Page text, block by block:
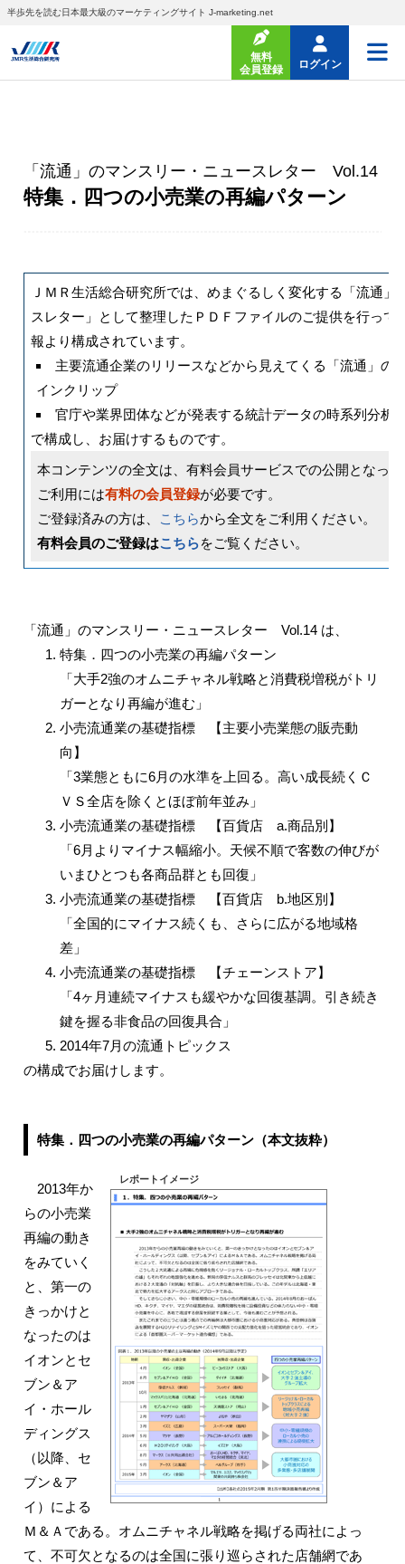
半歩先を読む日本最大級のマーケティングサイト J-marketing.net
無料
会員登録
ログイン
「流通」のマンスリー・ニュースレター Vol.14
特集．四つの小売業の再編パターン
ＪＭＲ生活総合研究所では、めまぐるしく変化する「流通
スレター」として整理したＰＤＦファイルのご提供を行って
報より構成されています。
主要流通企業のリリースなどから見えてくる「流通」の
インクリップ
官庁や業界団体などが発表する統計データの時系列分析
で構成し、お届けするものです。
本コンテンツの全文は、有料会員サービスでの公開となっ
ご利用には有料の会員登録が必要です。
ご登録済みの方は、
こちらから全文をご利用ください。
有料会員のご登録はこちらをご覧ください。
「流通」のマンスリー・ニュースレター Vol.14 は、
特集．四つの小売業の再編パターン
「大手2強のオムニチャネル戦略と消費税増税がトリ
ガーとなり再編が進む」
小売流通業の基礎指標 【主要小売業態の販売動
向】
「3業態ともに6月の水準を上回る。高い成長続くＣ
ＶＳ全店を除くとほぼ前年並み」
小売流通業の基礎指標 【百貨店 a.商品別】
「6月よりマイナス幅縮小。天候不順で客数の伸びが
いまひとつも各商品群とも回復」
小売流通業の基礎指標 【百貨店 b.地区別】
「全国的にマイナス続くも、さらに広がる地域格
差」
小売流通業の基礎指標 【チェーンストア】
「4ヶ月連続マイナスも緩やかな回復基調。引き続き
鍵を握る非食品の回復具合」
2014年7月の流通トピックス
の構成でお届けします。
特集．四つの小売業の再編パターン（本文抜粋）
レポートイメージ
2013年か
らの小売業
再編の動き
をみていく
と、第一の
きっかけと
なったのは
イオンとセ
ブン＆ア
イ・ホール
ディングス
（以降、セ
ブン＆ア
イ）による
Ｍ＆Ａである。オムニチャネル戦略を掲げる両社によっ
て、不可欠となるのは全国に張り巡らされた店舗網であ